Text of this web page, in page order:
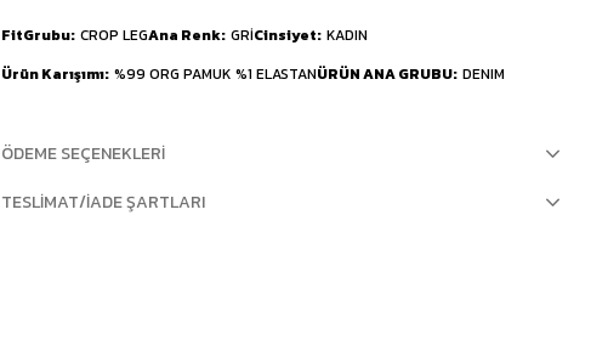
FitGrubu CROP LEGAna Renk GRİCinsiyet KADIN
Ürün Karışımı %99 ORG PAMUK %1 ELASTANÜRÜN ANA GRUBU DENIM
ÖDEME SEÇENEKLERI
TESLIMAT/İADE ŞARTLARI